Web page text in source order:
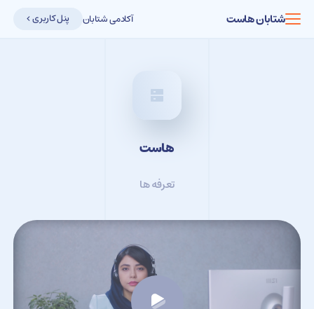
شتابان هاست آکادمی شتابان پنل کاربری
هاست
تعرفه ها